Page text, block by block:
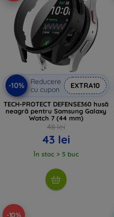
-10%
Reducere
cu cupon
EXTRA10
TECH-PROTECT DEFENSE360 husă
neagră pentru Samsung Galaxy
Watch 7 (44 mm)
48 lei
43 lei
În stoc > 5 buc
-10%